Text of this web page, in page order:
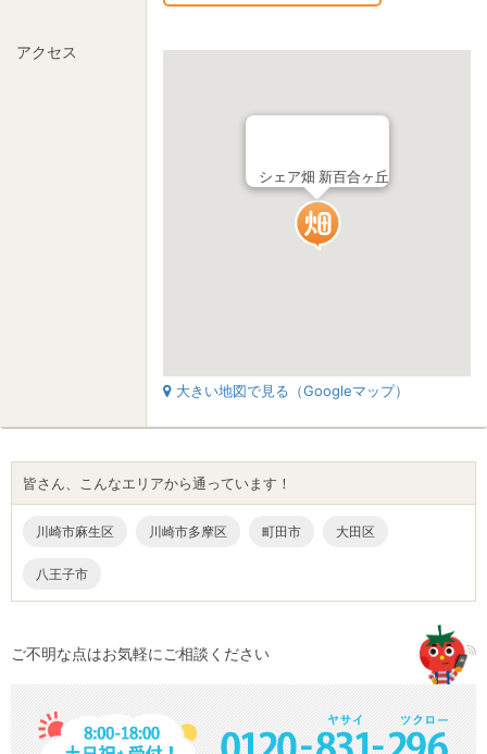
アクセス
シェア畑 新百合ヶ丘
大きい地図で見る（Googleマップ）
皆さん、こんなエリアから通っています！
川崎市麻生区 川崎市多摩区 町田市 大田区
八王子市
ご不明な点はお気軽にご相談ください